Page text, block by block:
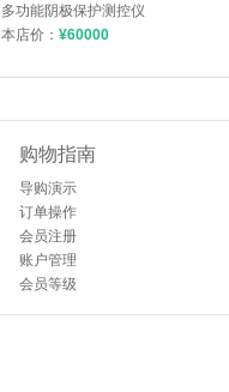
多功能阴极保护测控仪
本店价： ¥60000
购物指南
导购演示
订单操作
会员注册
账户管理
会员等级